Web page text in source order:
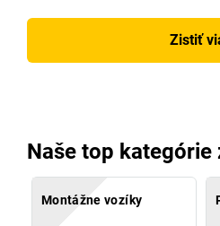
Zistiť
Naše top
Montážne vozíky